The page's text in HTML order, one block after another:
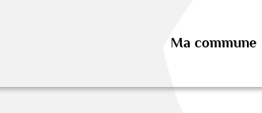
Ma commune